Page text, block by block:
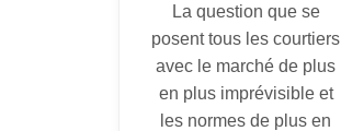
La question que se
posent tous les courtiers
avec le marché de plus
en plus imprévisible et
les normes de plus en